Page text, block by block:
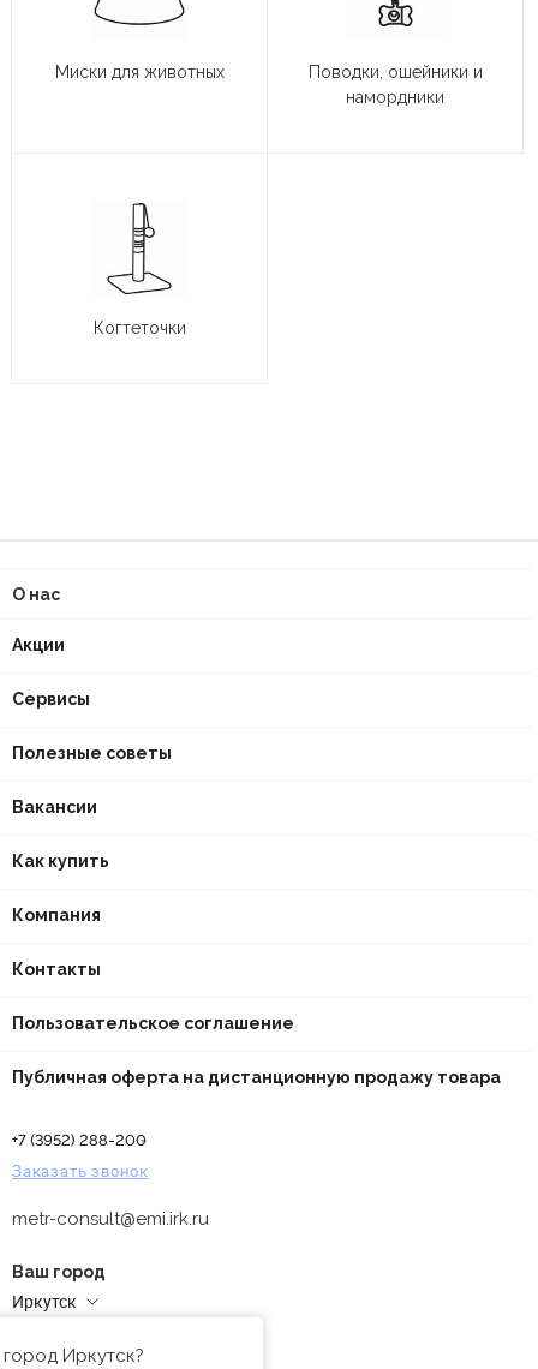
Миски для животных
Поводки, ошейники и
намордники
Когтеточки
О нас
Акции
Сервисы
Полезные советы
Вакансии
Как купить
Компания
Контакты
Пользовательское соглашение
Публичная оферта на дистанционную продажу товара
+7 (3952) 288-200
Заказать звонок
metr-consult@emi.irk.ru
Ваш город
Иркутск
Иркутск?